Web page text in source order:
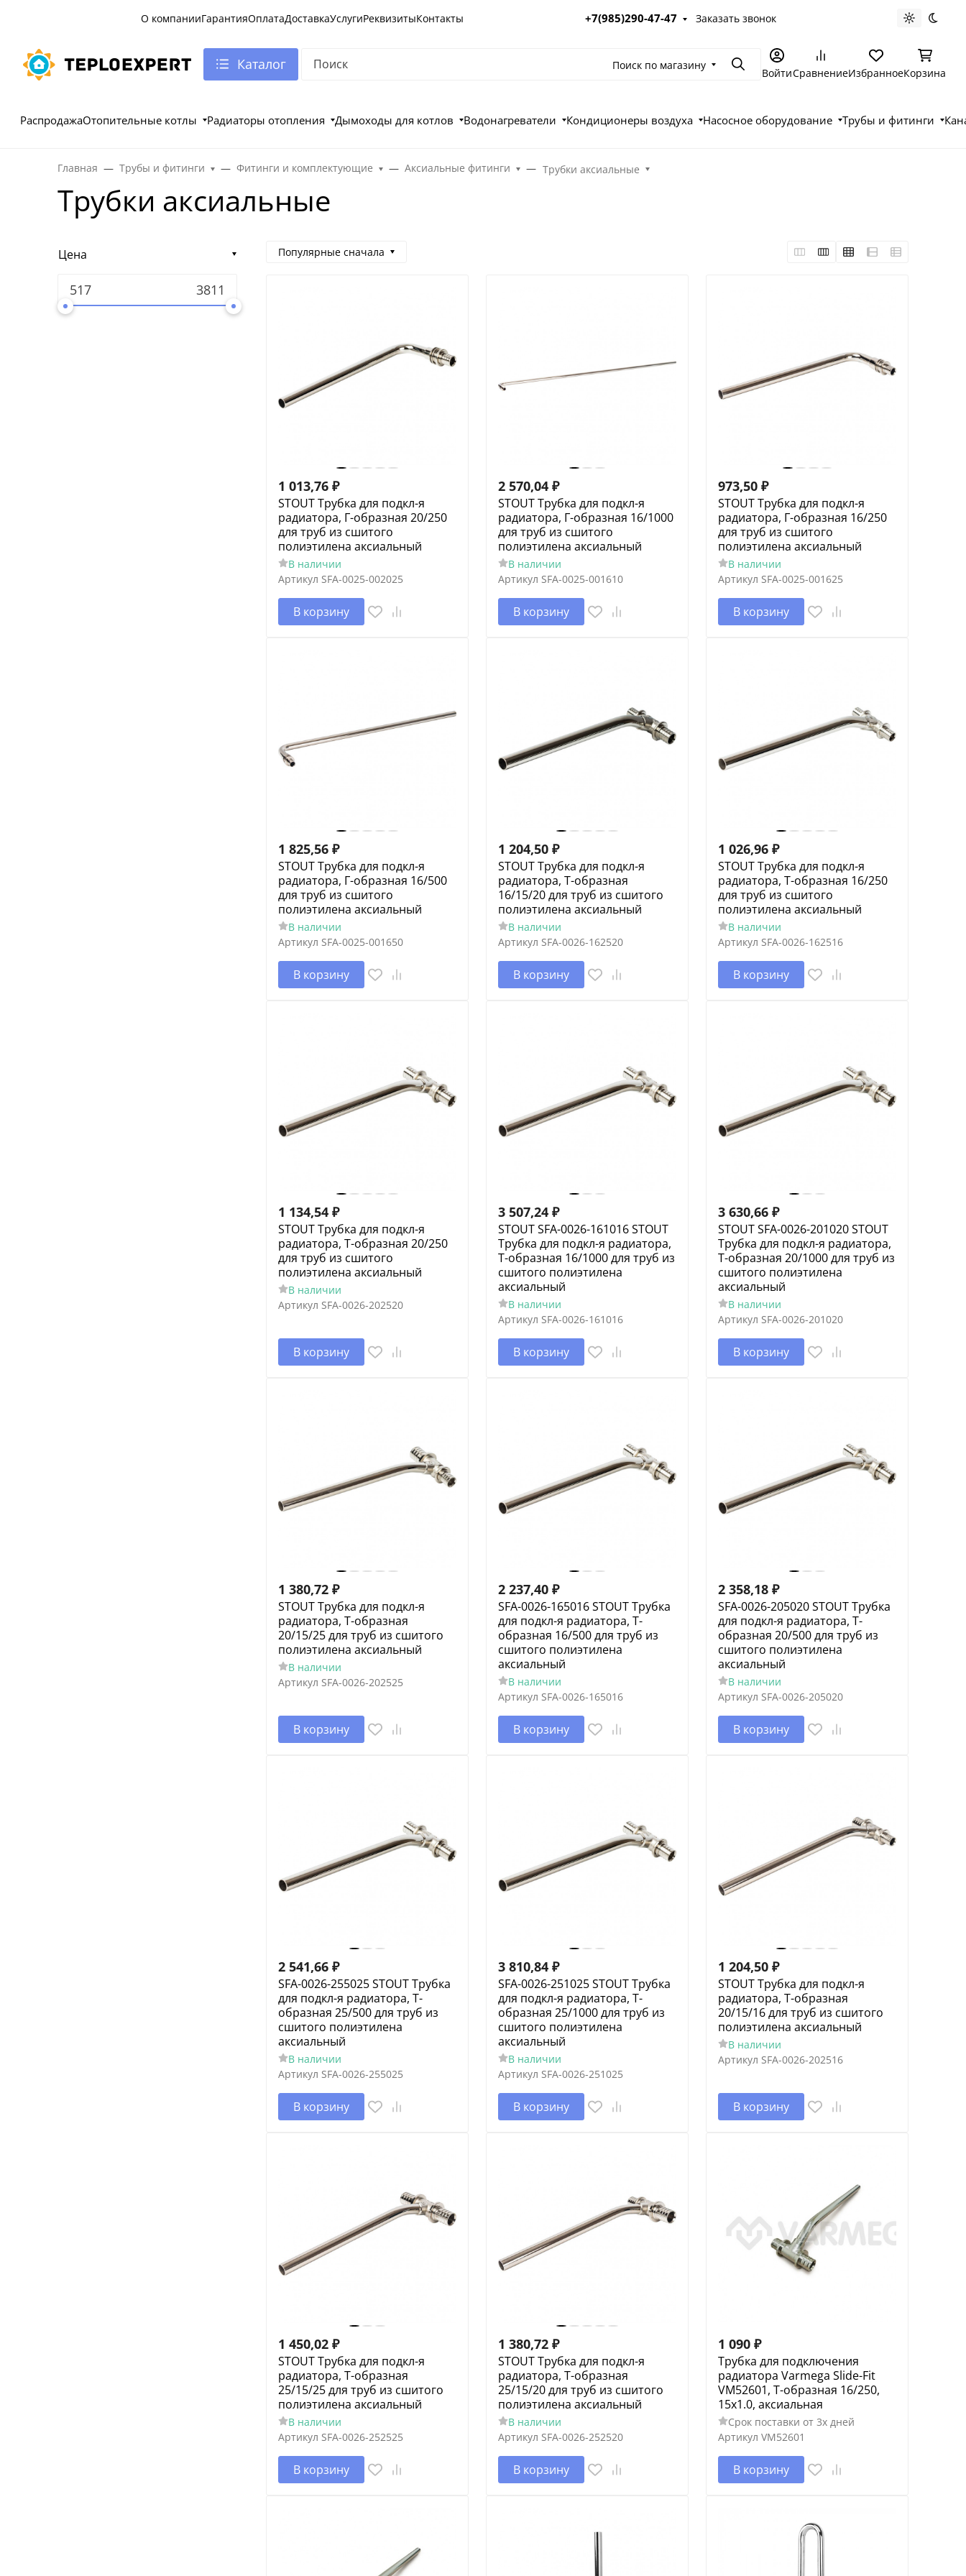
О компанииГарантияОплатаДоставкаУслугиРеквизитыКонтакты +7(985)290-47-47 Заказать звонок Светлая
Каталог Поиск по магазину ПоискВойтиСравнениеИзбранноеКорзина
РаспродажаОтопительные котлы Радиаторы отопления Дымоходы для котлов Водонагреватели Кондиционеры воздуха Насосное оборудование Трубы и фитинги
Главная Трубы и фитинги Фитинги и комплектующие Аксиальные фитинги Трубки аксиальные
Трубки аксиальные
Цена Популярные сначала
1 013,76 ₽
STOUT Трубка для подкл-я
радиатора, Г-образная 20/250
для труб из сшитого
полиэтилена аксиальный
В наличии
Артикул SFA-0025-002025
В корзину
2 570,04 ₽
STOUT Трубка для подкл-я
радиатора, Г-образная 16/1000
для труб из сшитого
полиэтилена аксиальный
В наличии
Артикул SFA-0025-001610
В корзину
973,50 ₽
STOUT Трубка для подкл-я
радиатора, Г-образная 16/250
для труб из сшитого
полиэтилена аксиальный
В наличии
Артикул SFA-0025-001625
В корзину
1 825,56 ₽
STOUT Трубка для подкл-я
радиатора, Г-образная 16/500
для труб из сшитого
полиэтилена аксиальный
В наличии
Артикул SFA-0025-001650
В корзину
1 204,50 ₽
STOUT Трубка для подкл-я
радиатора, Т-образная
16/15/20 для труб из сшитого
полиэтилена аксиальный
В наличии
Артикул SFA-0026-162520
В корзину
1 026,96 ₽
STOUT Трубка для подкл-я
радиатора, Т-образная 16/250
для труб из сшитого
полиэтилена аксиальный
В наличии
Артикул SFA-0026-162516
В корзину
1 134,54 ₽
STOUT Трубка для подкл-я
радиатора, Т-образная 20/250
для труб из сшитого
полиэтилена аксиальный
В наличии
Артикул SFA-0026-202520
В корзину
3 507,24 ₽
STOUT SFA-0026-161016 STOUT
Трубка для подкл-я радиатора,
Т-образная 16/1000 для труб из
сшитого полиэтилена
аксиальный
В наличии
Артикул SFA-0026-161016
В корзину
3 630,66 ₽
STOUT SFA-0026-201020 STOUT
Трубка для подкл-я радиатора,
Т-образная 20/1000 для труб из
сшитого полиэтилена
аксиальный
В наличии
Артикул SFA-0026-201020
В корзину
1 380,72 ₽
STOUT Трубка для подкл-я
радиатора, Т-образная
20/15/25 для труб из сшитого
полиэтилена аксиальный
В наличии
Артикул SFA-0026-202525
В корзину
2 237,40 ₽
SFA-0026-165016 STOUT Трубка
для подкл-я радиатора, Т-
образная 16/500 для труб из
сшитого полиэтилена
аксиальный
В наличии
Артикул SFA-0026-165016
В корзину
2 358,18 ₽
SFA-0026-205020 STOUT Трубка
для подкл-я радиатора, Т-
образная 20/500 для труб из
сшитого полиэтилена
аксиальный
В наличии
Артикул SFA-0026-205020
В корзину
2 541,66 ₽
SFA-0026-255025 STOUT Трубка
для подкл-я радиатора, Т-
образная 25/500 для труб из
сшитого полиэтилена
аксиальный
В наличии
Артикул SFA-0026-255025
В корзину
3 810,84 ₽
SFA-0026-251025 STOUT Трубка
для подкл-я радиатора, Т-
образная 25/1000 для труб из
сшитого полиэтилена
аксиальный
В наличии
Артикул SFA-0026-251025
В корзину
1 204,50 ₽
STOUT Трубка для подкл-я
радиатора, Т-образная
20/15/16 для труб из сшитого
полиэтилена аксиальный
В наличии
Артикул SFA-0026-202516
В корзину
1 450,02 ₽
STOUT Трубка для подкл-я
радиатора, Т-образная
25/15/25 для труб из сшитого
полиэтилена аксиальный
В наличии
Артикул SFA-0026-252525
В корзину
1 380,72 ₽
STOUT Трубка для подкл-я
радиатора, Т-образная
25/15/20 для труб из сшитого
полиэтилена аксиальный
В наличии
Артикул SFA-0026-252520
В корзину
1 090 ₽
Трубка для подключения
радиатора Varmega Slide-Fit
VM52601, Т-образная 16/250,
15х1.0, аксиальная
Срок поставки от 3х дней
Артикул VM52601
В корзину